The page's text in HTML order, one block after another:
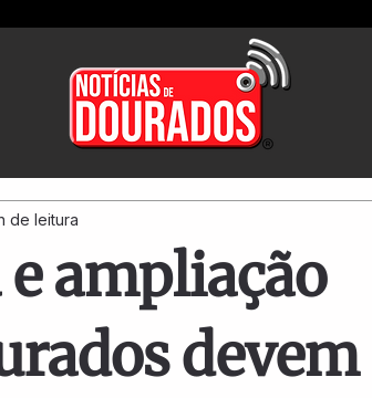
ampliação
devem
de leitura